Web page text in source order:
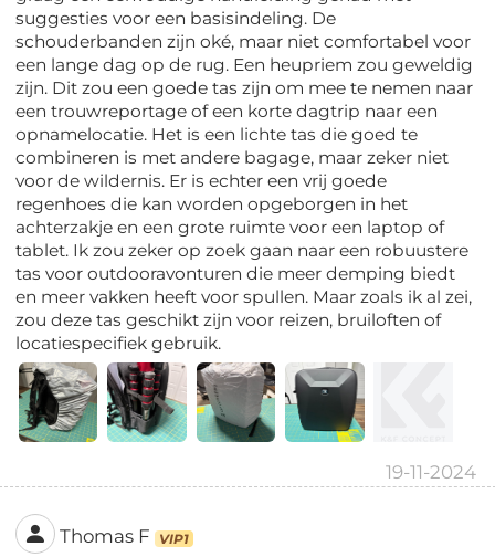
suggesties voor een basisindeling. De
schouderbanden zijn oké, maar niet comfortabel voor
een lange dag op de rug. Een heupriem zou geweldig
zijn. Dit zou een goede tas zijn om mee te nemen naar
een trouwreportage of een korte dagtrip naar een
opnamelocatie. Het is een lichte tas die goed te
combineren is met andere bagage, maar zeker niet
voor de wildernis. Er is echter een vrij goede
regenhoes die kan worden opgeborgen in het
achterzakje en een grote ruimte voor een laptop of
tablet. Ik zou zeker op zoek gaan naar een robuustere
tas voor outdooravonturen die meer demping biedt
en meer vakken heeft voor spullen. Maar zoals ik al zei,
zou deze tas geschikt zijn voor reizen, bruiloften of
locatiespecifiek gebruik.
19-11-2024
Thomas F VIP1